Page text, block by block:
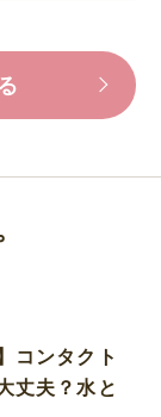
コンタクト
丈夫？水と